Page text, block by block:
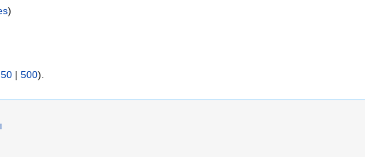
)
| 500).